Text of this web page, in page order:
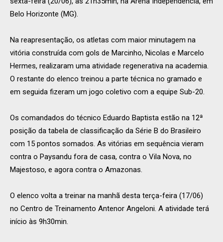
Belo Horizonte (MG).
Na reapresentação, os atletas com maior minutagem na
vitória construída com gols de Marcinho, Nicolas e Marcelo
Hermes, realizaram uma atividade regenerativa na academia.
O restante do elenco treinou a parte técnica no gramado e
em seguida fizeram um jogo coletivo com a equipe Sub-20.
Os comandados do técnico Eduardo Baptista estão na 12ª
posição da tabela de classificação da Série B do Brasileiro
com 15 pontos somados. As vitórias em sequência vieram
contra o Paysandu fora de casa, contra o Vila Nova, no
Majestoso, e agora contra o Amazonas.
O elenco volta a treinar na manhã desta terça-feira (17/06)
no Centro de Treinamento Antenor Angeloni. A atividade terá
início às 9h30min.